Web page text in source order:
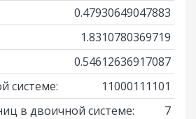
0.47930649047883
1.8310780369719
0.54612636917087
системе:
11000111101
в двоичной системе:
7